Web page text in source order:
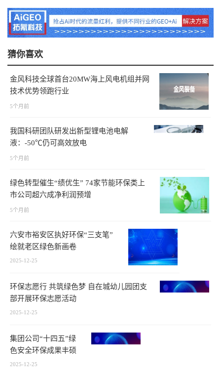
猜你喜欢
金风科技全球首台20MW海上风电机组并网
技术优势领跑行业
5个月前
我国科研团队研发出新型锂电池电解
液：-50℃仍可高效放电
5个月前
绿色转型催生“绩优生” 74家节能环保类上
市公司超六成净利润预增
5个月前
六安市裕安区执好环保“三支笔”
绘就老区绿色新画卷
2025-12-25
环保志愿行 共筑绿色梦 自在城幼儿园团支
部开展环保志愿活动
2025-12-25
集团公司“十四五”绿
色安全环保成果丰硕
2025-12-25